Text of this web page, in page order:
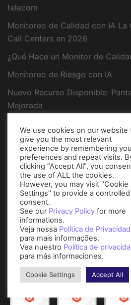
telecom
Monitoreo de Calidad con IA La
Call Centers en 2026
¿Qué Hace un Monitor de
Monitoreo de Riesgo con IA
Nuevo Recurso Disponible:
Mejorada
Awards
We use cookies on our website
give you the most relevant
experience by remembering
preferences and repeat visits.
clicking “Accept All”, you
the use of ALL the cookies.
However, you may visit "Cookie
Settings" to provide a controlled
consent.
See our Privacy Policy for more
informations.
Veja nossa Política de
para mais informações.
Vea nuestro Política de
para más informaciones.
Cookie Settings Accept All